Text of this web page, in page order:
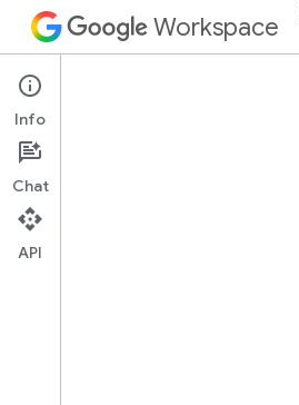
Workspace
Apps Script
Panoramica
Info
Chat
API